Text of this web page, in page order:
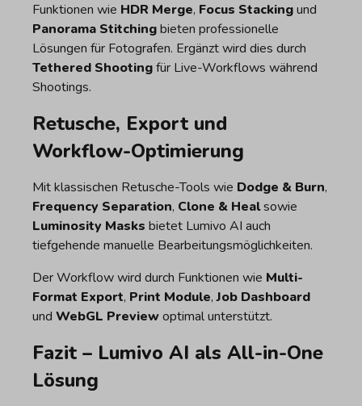
Funktionen wie HDR Merge, Focus Stackingund
Panorama Stitchingbieten professionelle
Lösungen für Fotografen. Ergänzt wird dies durch
Tethered Shootingfür Live-Workflows während
Shootings.
Retusche, Export und
Workflow-Optimierung
Mit klassischen Retusche-Tools wie Dodge & Burn,
Frequency Separation, Clone & Healsowie
Luminosity Masks bietet Lumivo AI auch
tiefgehende manuelle Bearbeitungsmöglichkeiten.
Der Workflow wird durch Funktionen wie Multi-
Format Export, Print Module,Job Dashboard
und WebGL Previewoptimal unterstützt.
Fazit – Lumivo AI als All-in-One
Lösung